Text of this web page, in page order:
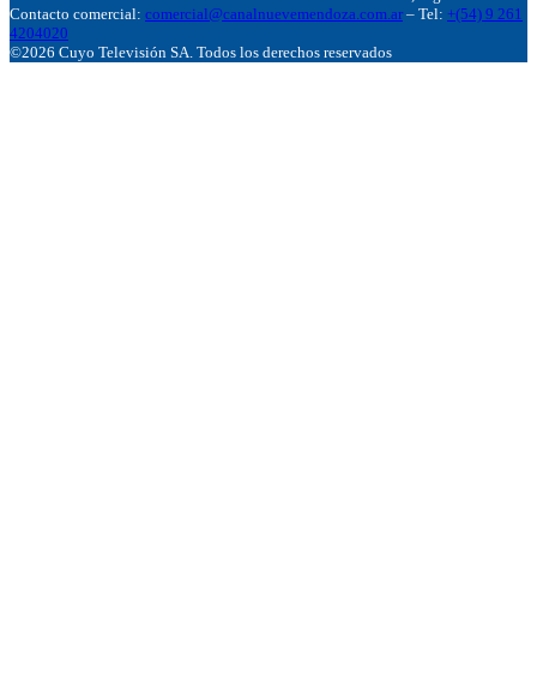
Contacto comercial: comercial@canalnuevemendoza.com.ar – Tel: +(54) 9 261
4204020
©2026 Cuyo Televisión SA. Todos los derechos reservados